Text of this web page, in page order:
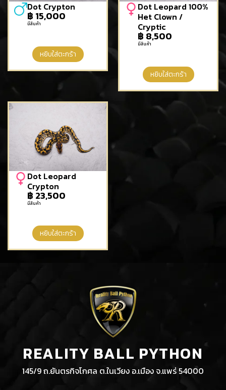
Dot Crypton
฿ 15,000
มีสินค้า
หยิบใส่ตะกร้า
Dot Leopard 100%
Het Clown /
Cryptic
฿ 8,500
มีสินค้า
หยิบใส่ตะกร้า
Dot Leopard
Crypton
฿ 23,500
มีสินค้า
หยิบใส่ตะกร้า
REALITY BALL PYTHON
145/9 ถ.ยันตรกิจโกศล ต.ในเวียง อ.เมือง จ.แพร่ 54000